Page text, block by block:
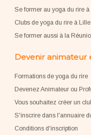
Se former au yoga du rire
Clubs de yoga du rire à Lille
Se former aussi à la
Devenir animateur
Formations de yoga du rire
Devenez Animateur ou
Vous souhaitez créer un
S'inscrire dans l'annuaire
Conditions d'inscription